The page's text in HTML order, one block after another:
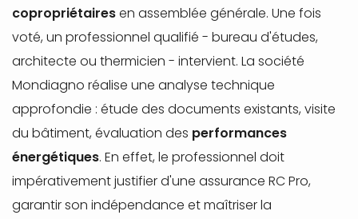
copropriétairesen assemblée générale. Une fois
voté, un professionnel qualifié - bureau d'études,
architecte ou thermicien - intervient. La société
Mondiagno réalise une analyse technique
approfondie : étude des documents existants, visite
du bâtiment, évaluation des performances
énergétiques. En effet, le professionnel doit
impérativement justifier d'une assurance RC Pro,
garantir son indépendance et maîtriser la